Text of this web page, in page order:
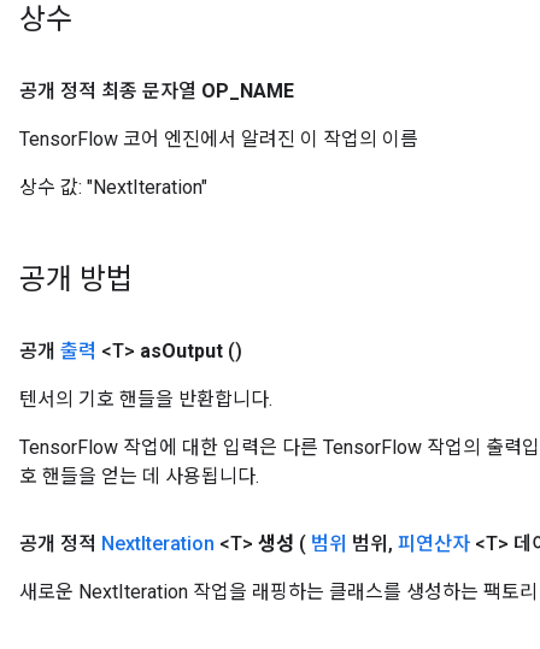
상수
공개 정적 최종 문자열 OP NAME
TensorFlow 코어 엔진에서 알려진 이 작업의 이름
상수 값: "NextIteration"
공개 방법
공개 출력 <T> asOutput ()
텐서의 기호 핸들을 반환합니다.
TensorFlow 작업에 대한 입력은 다른 TensorFlow 작업의 출력
호 핸들을 얻는 데 사용됩니다.
공개 정적 NextIteration <T> 생성 ( 범위 범위 , 피연산자 <T> 데
새로운 NextIteration 작업을 래핑하는 클래스를 생성하는 팩토